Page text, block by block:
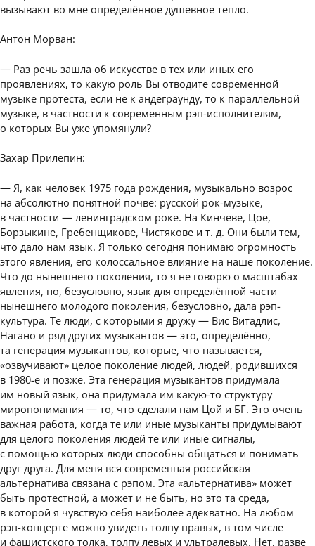
вызывают во мне определённое душевное тепло.
Антон Морван:
— Раз речь зашла об искусстве в тех или иных его
проявлениях, то какую роль Вы отводите современной
музыке протеста, если не к андеграунду, то к параллельной
музыке, в частности к современным рэп-исполнителям,
о которых Вы уже упомянули?
Захар Прилепин:
— Я, как человек 1975 года рождения, музыкально возрос
на абсолютно понятной почве: русской рок-музыке,
в частности — ленинградском роке. На Кинчеве, Цое,
Борзыкине, Гребенщикове, Чистякове и т. д. Они были тем,
что дало нам язык. Я только сегодня понимаю огромность
этого явления, его колоссальное влияние на наше поколение.
Что до нынешнего поколения, то я не говорю о масштабах
явления, но, безусловно, язык для определённой части
нынешнего молодого поколения, безусловно, дала рэп-
культура. Те люди, с которыми я дружу — Вис Витадлис,
Нагано и ряд других музыкантов — это, определённо,
та генерация музыкантов, которые, что называется,
«озвучивают» целое поколение людей, людей, родившихся
в 1980-е и позже. Эта генерация музыкантов придумала
им новый язык, она придумала им какую-то структуру
миропонимания — то, что сделали нам Цой и БГ. Это очень
важная работа, когда те или иные музыканты придумывают
для целого поколения людей те или иные сигналы,
с помощью которых люди способны общаться и понимать
друг друга. Для меня вся современная российская
альтернатива связана с рэпом. Эта «альтернатива» может
быть протестной, а может и не быть, но это та среда,
в которой я чувствую себя наиболее адекватно. На любом
рэп-концерте можно увидеть толпу правых, в том числе
и фашистского толка, толпу левых и ультралевых. Нет, разве